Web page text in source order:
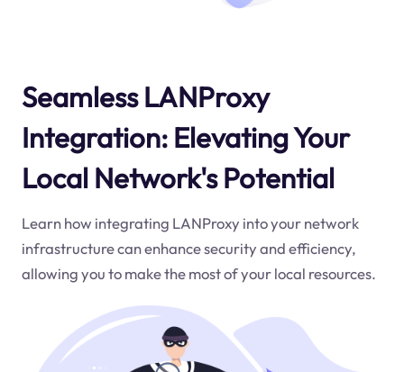
Seamless LANProxy
Integration: Elevating Your
Local Network's Potential
Learn how integrating LANProxy into your network
infrastructure can enhance security and efficiency,
allowing you to make the most of your local resources.